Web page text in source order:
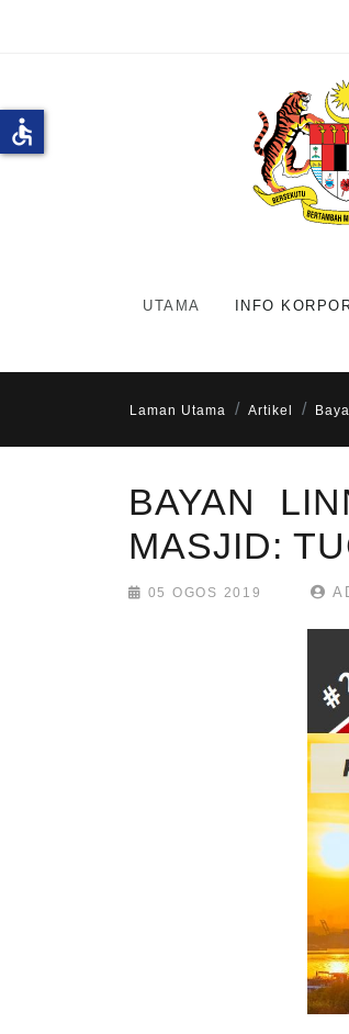
UTAMA INFO
Laman Utama Artikel
BAYAN
MASJID:
05 OGOS 2019
accessible